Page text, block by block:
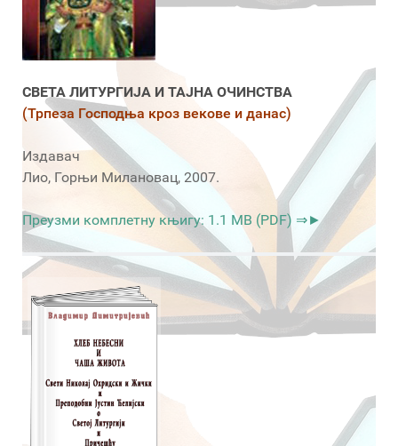
СВЕТА ЛИТУРГИЈА И ТАЈНА ОЧИНСТВА
(Трпеза Господња кроз векове и данас)
Издавач
Лио, Горњи Милановац, 2007.
Преузми комплетну књигу: 1.1 MB (PDF) ⇒►